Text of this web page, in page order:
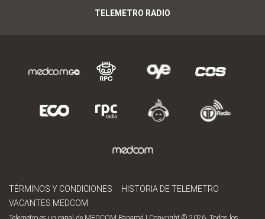
TELEMETRO RADIO
TÉRMINOS Y CONDICIONES
HISTORIA DE TELEMETRO
VACANTES MEDCOM